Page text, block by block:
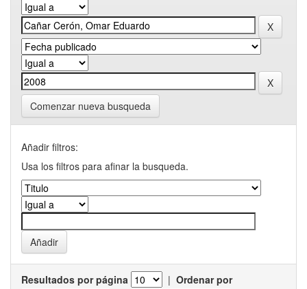
Comenzar nueva busqueda
Añadir filtros:
Usa los filtros para afinar la busqueda.
Resultados por página | Ordenar por